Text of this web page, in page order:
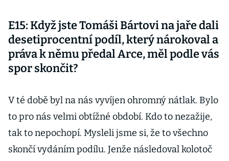
E15: Když jste Tomáši Bártovi na jaře dali
desetiprocentní podíl, který nárokoval a
práva k němu předal Arce, měl podle vás
spor skončit?
V té době byl na nás vyvíjen ohromný nátlak. Bylo
to pro nás velmi obtížné období. Kdo to nezažije,
tak to nepochopí. Mysleli jsme si, že to všechno
skončí vydáním podílu. Jenže následoval kolotoč